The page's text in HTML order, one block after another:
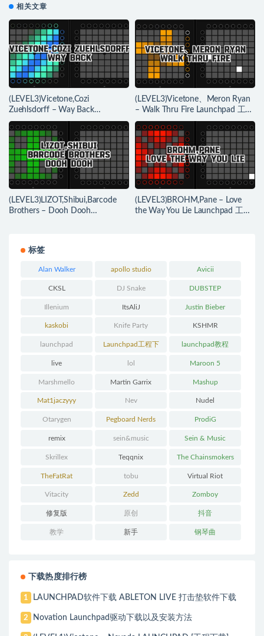
相关文章
(LEVEL3)Vicetone,Cozi
Zuehlsdorff – Way Back
Launchpad 工程下载
(LEVEL3)Vicetone、Meron Ryan
– Walk Thru Fire Launchpad 工程
下载
(LEVEL3)LIZOT,Shibui,Barcode
Brothers – Dooh Dooh
(LEVEL3)BROHM,Pane – Love
the Way You Lie Launchpad 工程
标签
Alan Walker apollo studio Avicii
CKSL DJ Snake DUBSTEP
Illenium ItsAliJ Justin Bieber
kaskobi Knife Party KSHMR
launchpad Launchpad工程下
载
launchpad教程
live lol Maroon 5
Marshmello Martin Garrix Mashup
Mat1jaczyyy Nev Nudel
Otarygen Pegboard Nerds ProdiG
remix sein&music Sein & Music
Skrillex Teqqnix The Chainsmokers
TheFatRat tobu Virtual Riot
Vitacity Zedd Zomboy
修复版 原创 抖音
教学 新手 钢琴曲
下载热度排行榜
1 LAUNCHPAD软件下载 ABLETON LIVE 打击垫软件下载
2 Novation Launchpad驱动下载以及安装方法